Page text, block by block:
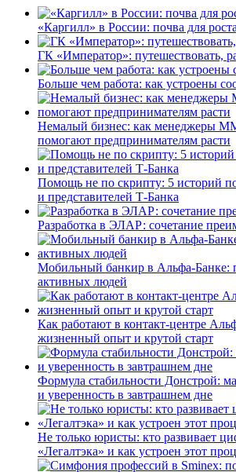
«Каргилл» в России: почва для роста
ГК «Император»: путешествовать,
Больше чем работа: как устроены
Немалый бизнес: как менеджеры
помогают предпринимателям расти
Помощь не по скрипту: 5 историй
и представителей Т-Банка
Разработка в ЭЛАР: сочетание
Мобильный банкир в Альфа-Банке:
активных людей
Как работают в контакт-центре
жизненный опыт и крутой старт
Формула стабильности Донстрой:
и уверенность в завтрашнем дне
Не только юристы: кто развивает
«Легалтэка» и как устроен этот